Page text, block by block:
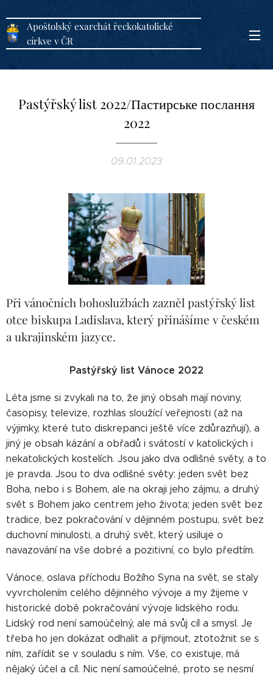
Apoštolský exarchát řeckokatolické
církve v ČR
Pastýřský list 2022/Пастирське послання
2022
09.01.2023
Při vánočních bohoslužbách zazněl pastýřský list
otce biskupa Ladislava, který přinášíme v českém
a ukrajinském jazyce.
Pastýřský list Vánoce 2022
Léta jsme si zvykali na to, že jiný obsah mají noviny,
časopisy, televize, rozhlas sloužící veřejnosti (až na
výjimky, které tuto diskrepanci ještě více zdůrazňují), a
jiný je obsah kázání a obřadů i svátostí v katolických i
nekatolických kostelích. Jsou jako dva odlišné světy, a to
je pravda. Jsou to dva odlišné světy: jeden svět bez
Boha, nebo i s Bohem, ale na okraji jeho zájmu, a druhý
svět s Bohem jako centrem jeho života; jeden svět bez
tradice, bez pokračování v dějinném postupu, svět bez
duchovní minulosti, a druhý svět, který usiluje o
navazování na vše dobré a pozitivní, co bylo předtím.
Vánoce, oslava příchodu Božího Syna na svět, se staly
vyvrcholením celého dějinného vývoje a my žijeme v
historické době pokračování vývoje lidského rodu.
Lidský rod není samoúčelný, ale má svůj cíl a smysl. Je
třeba ho jen dokázat odhalit a přijmout, ztotožnit se s
ním, zařídit se v souladu s ním. Vše, co existuje, má
nějaký účel a cíl. Nic není samoúčelné, proto se nesmí